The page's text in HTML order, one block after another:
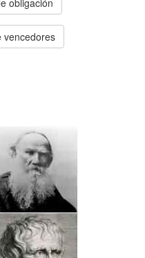
obligación
vencedores